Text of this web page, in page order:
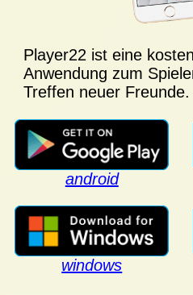
Player22 ist eine
Anwendung zum
Treffen neuer Freunde.
android
windows